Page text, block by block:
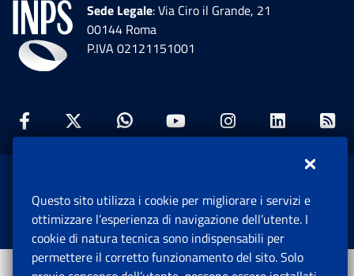
Sede Legale: Via Ciro il Grande, 21
00144 Roma
P.IVA 02121151001
Facebook: Apre una nuova finestra
Twitter: Apre una nuova finestra
Whatsapp: Apre una nuova
Youtube: Apre una
Instagram:
Istituto Nazionale Previdenza Sociale.
Tutti i diritti riservati.
Questo sito utilizza i cookie per migliorare i servizi e
ottimizzare l’esperienza di navigazione dell’utente. I
cookie di natura tecnica sono indispensabili per
permettere il corretto funzionamento del sito. Solo